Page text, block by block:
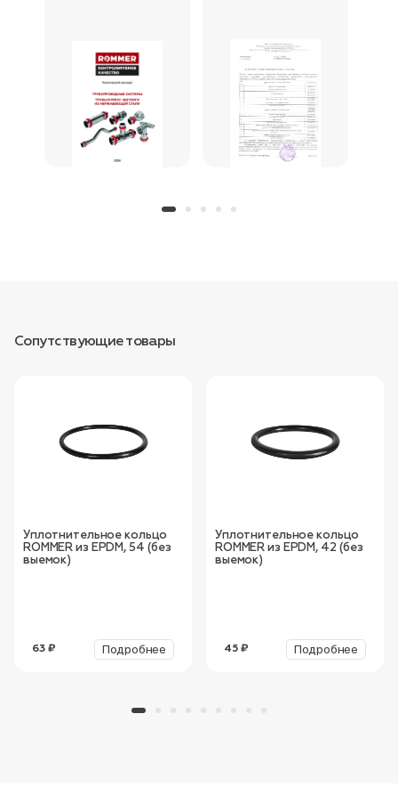
Сопутствующие товары
Уплотнительное кольцо
ROMMER из EPDM, 54 (без
выемок)
63 ₽ Подробнее
Уплотнительное кольцо
ROMMER из EPDM, 42 (без
выемок)
45 ₽ Подробнее